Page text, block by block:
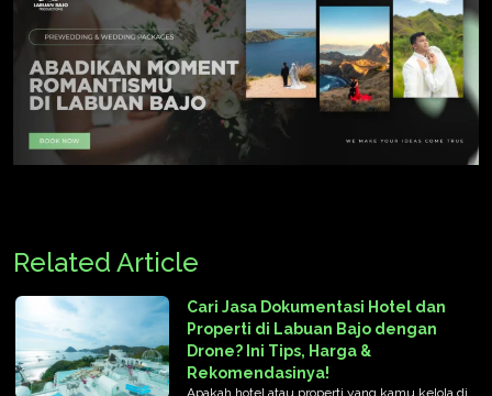
Related Article
Cari Jasa Dokumentasi Hotel dan
Properti di Labuan Bajo dengan
Drone? Ini Tips, Harga &
Rekomendasinya!
Apakah hotel atau properti yang kamu kelola di